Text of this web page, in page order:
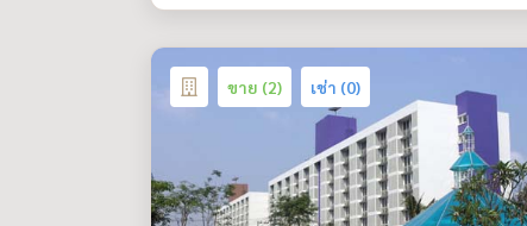
ขาย (2) เช่า (0)